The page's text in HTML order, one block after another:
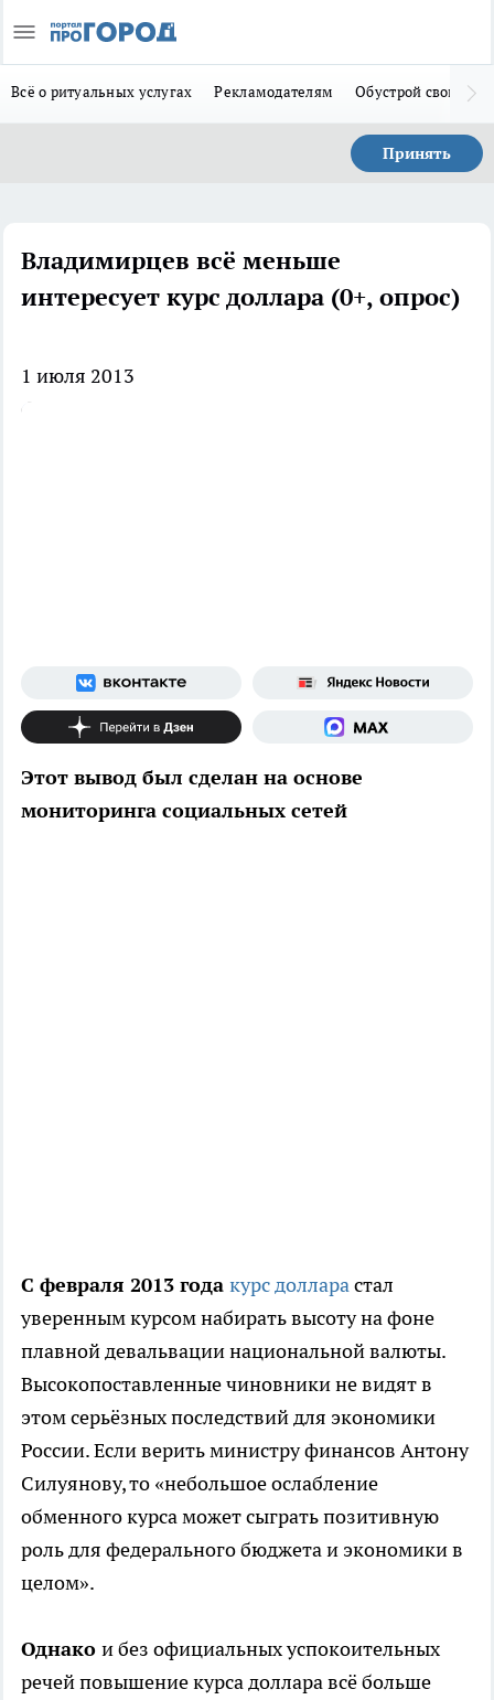
Всё о ритуальных услугах Рекламодателям Обустрой свой дом
Принять
Владимирцев всё меньше
интересует курс доллара (0+, опрос)
1 июля 2013
Этот вывод был сделан на основе
мониторинга социальных сетей
С февраля 2013 года курс долларастал
уверенным курсом набирать высоту на фоне
плавной девальвации национальной валюты.
Высокопоставленные чиновники не видят в
этом серьёзных последствий для экономики
России. Если верить министру финансов Антону
Силуянову, то «небольшое ослабление
обменного курса может сыграть позитивную
роль для федерального бюджета и экономики в
целом».
Однако и без официальных успокоительных
речей повышение курса доллара всё больше